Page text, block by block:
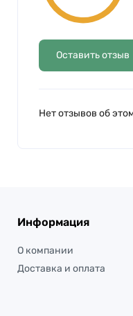
Оставить отзыв
Нет отзывов об
Информация
О компании
Доставка и оплата